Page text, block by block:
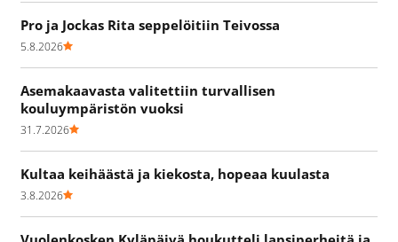
Pro ja Jockas Rita seppelöitiin Teivossa
5.8.2026
Asemakaavasta valitettiin turvallisen
kouluympäristön vuoksi
31.7.2026
Kultaa keihäästä ja kiekosta, hopeaa kuulasta
3.8.2026